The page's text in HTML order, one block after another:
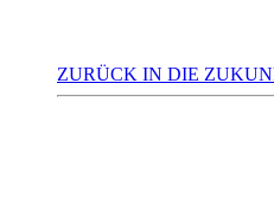
ZURÜCK IN DIE